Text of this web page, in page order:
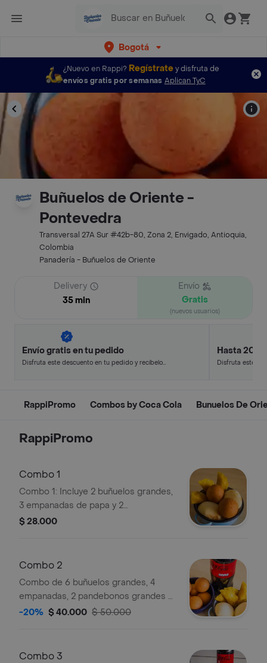
Bogotá
¿Nuevo en Rappi? Regístratey disfruta de
envíos gratis por semanas Aplican TyC
Buñuelos de Oriente -
Pontevedra
Transversal 27A Sur #42b-80, Zona 2, Envigado, Antioquia,
Colombia
Panadería - Buñuelos de Oriente
Delivery
35 min
Envío
Gratis
(nuevos usuarios)
Envío gratis en tu pedido
Disfruta este descuento en tu pedido y recíbelo
Hasta 20%
Disfruta este
RappiPromo Combos by Coca Cola Bunuelos De
RappiPromo
Combo 1
Combo 1: Incluye 2 buñuelos grandes,
3 empanadas de papa y 2
pandebonos grandes.
$ 28.000
Combo 2
Combo de 6 buñuelos grandes, 4
empanadas, 2 pandebonos grandes y
1 coca-cola 1.5 l a elegir
-20% $ 40.000 $ 50.000
Combo 3